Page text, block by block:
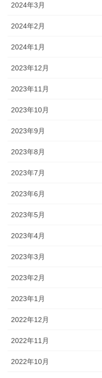
2024年3月
2024年2月
2024年1月
2023年12月
2023年11月
2023年10月
2023年9月
2023年8月
2023年7月
2023年6月
2023年5月
2023年4月
2023年3月
2023年2月
2023年1月
2022年12月
2022年11月
2022年10月